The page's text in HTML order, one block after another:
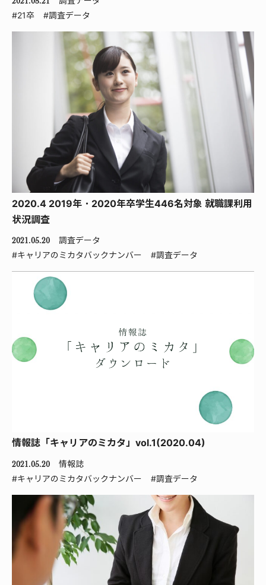
#21卒
#調査データ
2020.4 2019年・2020年卒学生446名対象 就職課利用
状況調査
2021.05.20
調査データ
#キャリアのミカタバックナンバー
#調査データ
情報誌「キャリアのミカタ」vol.1(2020.04)
2021.05.20
情報誌
#キャリアのミカタバックナンバー
#調査データ